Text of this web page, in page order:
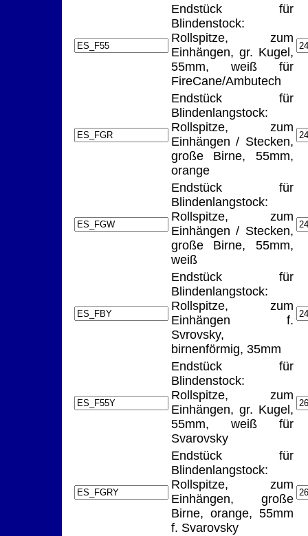
Endstück für
Blindenstock:
Rollspitze, zum
Einhängen, gr. Kugel,
55mm, weiß für
FireCane/Ambutech
Endstück für
Blindenlangstock:
Rollspitze, zum
Einhängen / Stecken,
große Birne, 55mm,
orange
Endstück für
Blindenlangstock:
Rollspitze, zum
Einhängen / Stecken,
große Birne, 55mm,
weiß
Endstück für
Blindenlangstock:
Rollspitze, zum
Einhängen f.
Svrovsky,
birnenförmig, 35mm
Endstück für
Blindenstock:
Rollspitze, zum
Einhängen, gr. Kugel,
55mm, weiß für
Svarovsky
Endstück für
Blindenlangstock:
Rollspitze, zum
Einhängen, große
Birne, orange, 55mm
f. Svarovsky